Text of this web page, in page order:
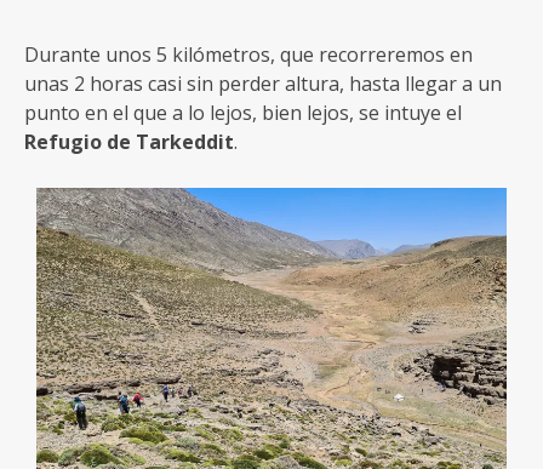
Durante unos 5 kilómetros, que recorreremos en
unas 2 horas casi sin perder altura, hasta llegar a un
punto en el que a lo lejos, bien lejos, se intuye el
Refugio de Tarkeddit.